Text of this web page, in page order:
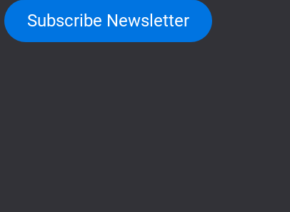
Subscribe Newsletter